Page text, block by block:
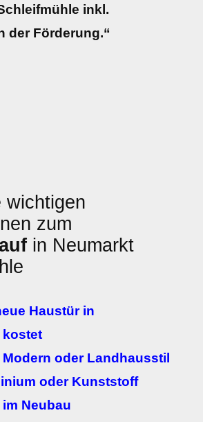
inkl.
der Förderung.“
wichtigen
zum
in Neumarkt
Haustür in
kostet
oder Landhausstil
oder Kunststoff
Neubau